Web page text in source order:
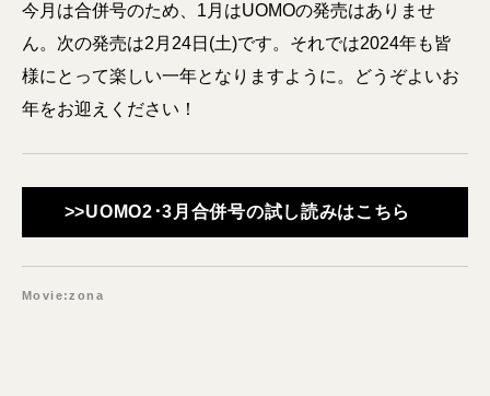
今月は合併号のため、1月はUOMOの発売はありませ
ん。次の発売は2月24日(土)です。それでは2024年も皆
様にとって楽しい一年となりますように。どうぞよいお
年をお迎えください！
>>UOMO2･3月合併号の試し読みはこちら
Movie:zona